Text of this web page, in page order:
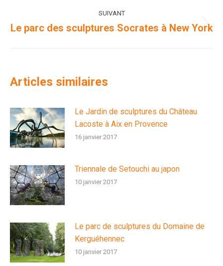
SUIVANT
Article
Le parc des sculptures Socrates à New York
Articles similaires
Le Jardin de sculptures du Château
Lacoste à Aix en Provence
16 janvier 2017
Triennale de Setouchi au japon
10 janvier 2017
Le parc de sculptures du Domaine de
Kerguéhennec
10 janvier 2017